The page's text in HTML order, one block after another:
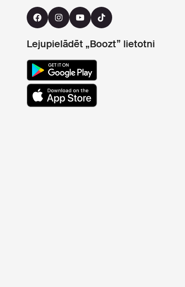
Lejupielādēt „Boozt” lietotni